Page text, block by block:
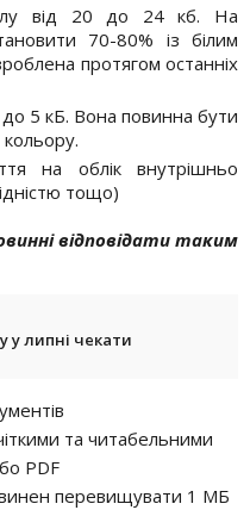
від 20 до 24 кб. На
70-80% із білим
протягом останніх
5 кБ. Вона повинна бути
на облік внутрішньо
тощо)
відповідати таким
у липні чекати
та читабельними
PDF
перевищувати 1 МБ